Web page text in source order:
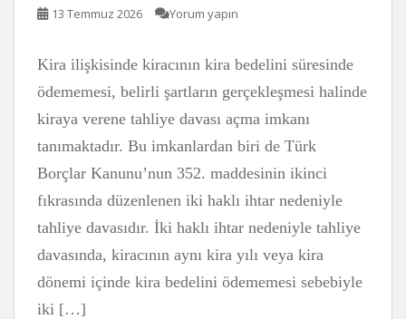
13 Temmuz 2026 Yorum yapın
Kira ilişkisinde kiracının kira bedelini süresinde
ödememesi, belirli şartların gerçekleşmesi halinde
kiraya verene tahliye davası açma imkanı
tanımaktadır. Bu imkanlardan biri de Türk
Borçlar Kanunu’nun 352. maddesinin ikinci
fıkrasında düzenlenen iki haklı ihtar nedeniyle
tahliye davasıdır. İki haklı ihtar nedeniyle tahliye
davasında, kiracının aynı kira yılı veya kira
dönemi içinde kira bedelini ödememesi sebebiyle
iki […]